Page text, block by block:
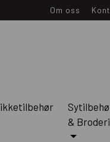
Om oss
& Broderi